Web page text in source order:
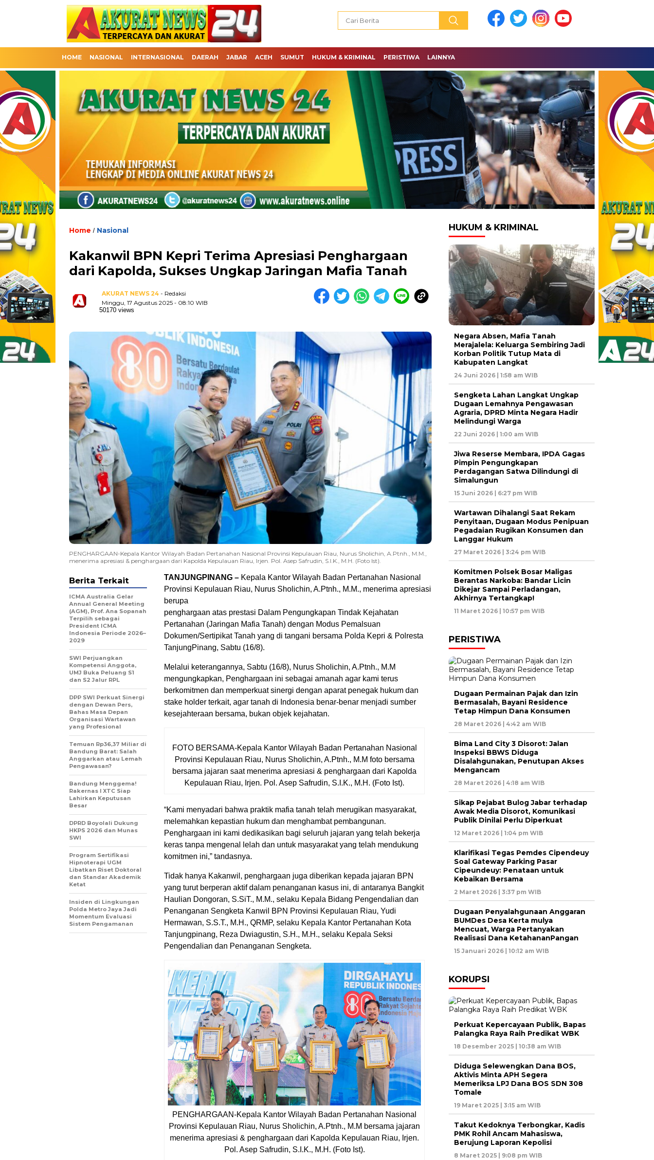
HOME NASIONAL INTERNASIONAL DAERAH JABAR ACEH SUMUT HUKUM & KRIMINAL PERISTIWA LAINNYA
Home / Nasional
Kakanwil BPN Kepri Terima Apresiasi Penghargaan
dari Kapolda, Sukses Ungkap Jaringan Mafia Tanah
AKURAT NEWS 24 - Redaksi
Minggu, 17 Agustus 2025 - 08:10 WIB
50170 views
PENGHARGAAN-Kepala Kantor Wilayah Badan Pertanahan Nasional Provinsi Kepulauan Riau, Nurus Sholichin, A.Ptnh., M.M.,
menerima apresiasi & penghargaan dari Kapolda Kepulauan Riau, Irjen. Pol. Asep Safrudin, S.I.K., M.H. (Foto Ist).
TANJUNGPINANG – Kepala Kantor Wilayah Badan Pertanahan Nasional
Provinsi Kepulauan Riau, Nurus Sholichin, A.Ptnh., M.M., menerima apresiasi
berupa
penghargaan atas prestasi Dalam Pengungkapan Tindak Kejahatan
Pertanahan (Jaringan Mafia Tanah) dengan Modus Pemalsuan
Dokumen/Sertipikat Tanah yang di tangani bersama Polda Kepri & Polresta
TanjungPinang, Sabtu (16/8).
Melalui keterangannya, Sabtu (16/8), Nurus Sholichin, A.Ptnh., M.M
mengungkapkan, Penghargaan ini sebagai amanah agar kami terus
berkomitmen dan memperkuat sinergi dengan aparat penegak hukum dan
stake holder terkait, agar tanah di Indonesia benar-benar menjadi sumber
kesejahteraan bersama, bukan objek kejahatan.
FOTO BERSAMA-Kepala Kantor Wilayah Badan Pertanahan Nasional
Provinsi Kepulauan Riau, Nurus Sholichin, A.Ptnh., M.M foto bersama
bersama jajaran saat menerima apresiasi & penghargaan dari Kapolda
Kepulauan Riau, Irjen. Pol. Asep Safrudin, S.I.K., M.H. (Foto Ist).
“Kami menyadari bahwa praktik mafia tanah telah merugikan masyarakat,
melemahkan kepastian hukum dan menghambat pembangunan.
Penghargaan ini kami dedikasikan bagi seluruh jajaran yang telah bekerja
keras tanpa mengenal lelah dan untuk masyarakat yang telah mendukung
komitmen ini,” tandasnya.
Tidak hanya Kakanwil, penghargaan juga diberikan kepada jajaran BPN
yang turut berperan aktif dalam penanganan kasus ini, di antaranya Bangkit
Haulian Dongoran, S.SiT., M.M., selaku Kepala Bidang Pengendalian dan
Penanganan Sengketa Kanwil BPN Provinsi Kepulauan Riau, Yudi
Hermawan, S.S.T., M.H., QRMP, selaku Kepala Kantor Pertanahan Kota
Tanjungpinang, Reza Dwiagustin, S.H., M.H., selaku Kepala Seksi
Pengendalian dan Penanganan Sengketa.
PENGHARGAAN-Kepala Kantor Wilayah Badan Pertanahan Nasional
Provinsi Kepulauan Riau, Nurus Sholichin, A.Ptnh., M.M bersama jajaran
menerima apresiasi & penghargaan dari Kapolda Kepulauan Riau, Irjen.
Pol. Asep Safrudin, S.I.K., M.H. (Foto Ist).
Berita Terkait
ICMA Australia Gelar
Annual General Meeting
(AGM), Prof. Ana Sopanah
Terpilih sebagai
President ICMA
Indonesia Periode 2026–
2029
SWI Perjuangkan
Kompetensi Anggota,
UMJ Buka Peluang S1
dan S2 Jalur RPL
DPP SWI Perkuat Sinergi
dengan Dewan Pers,
Bahas Masa Depan
Organisasi Wartawan
yang Profesional
Temuan Rp36,37 Miliar di
Bandung Barat: Salah
Anggarkan atau Lemah
Pengawasan?
Bandung Menggema!
Rakernas I XTC Siap
Lahirkan Keputusan
Besar
DPRD Boyolali Dukung
HKPS 2026 dan Munas
SWI
Program Sertifikasi
Hipnoterapi UGM
Libatkan Riset Doktoral
dan Standar Akademik
Ketat
Insiden di Lingkungan
Polda Metro Jaya Jadi
Momentum Evaluasi
Sistem Pengamanan
HUKUM & KRIMINAL
Negara Absen, Mafia Tanah
Merajalela: Keluarga Sembiring Jadi
Korban Politik Tutup Mata di
Kabupaten Langkat
24 Juni 2026 | 1:58 am WIB
Sengketa Lahan Langkat Ungkap
Dugaan Lemahnya Pengawasan
Agraria, DPRD Minta Negara Hadir
Melindungi Warga
22 Juni 2026 | 1:00 am WIB
Jiwa Reserse Membara, IPDA Gagas
Pimpin Pengungkapan
Perdagangan Satwa Dilindungi di
Simalungun
15 Juni 2026 | 6:27 pm WIB
Wartawan Dihalangi Saat Rekam
Penyitaan, Dugaan Modus Penipuan
Pegadaian Rugikan Konsumen dan
Langgar Hukum
27 Maret 2026 | 3:24 pm WIB
Komitmen Polsek Bosar Maligas
Berantas Narkoba: Bandar Licin
Dikejar Sampai Perladangan,
Akhirnya Tertangkap!
11 Maret 2026 | 10:57 pm WIB
PERISTIWA
Dugaan Permainan Pajak dan Izin
Bermasalah, Bayani Residence
Tetap Himpun Dana Konsumen
28 Maret 2026 | 4:42 am WIB
Bima Land City 3 Disorot: Jalan
Inspeksi BBWS Diduga
Disalahgunakan, Penutupan Akses
Mengancam
28 Maret 2026 | 4:18 am WIB
Sikap Pejabat Bulog Jabar terhadap
Awak Media Disorot, Komunikasi
Publik Dinilai Perlu Diperkuat
12 Maret 2026 | 1:04 pm WIB
Klarifikasi Tegas Pemdes Cipendeuy
Soal Gateway Parking Pasar
Cipeundeuy: Penataan untuk
Kebaikan Bersama
2 Maret 2026 | 3:37 pm WIB
Dugaan Penyalahgunaan Anggaran
BUMDes Desa Kerta mulya
Mencuat, Warga Pertanyakan
Realisasi Dana KetahananPangan
15 Januari 2026 | 10:12 am WIB
KORUPSI
Perkuat Kepercayaan Publik, Bapas
Palangka Raya Raih Predikat WBK
18 Desember 2025 | 10:38 am WIB
Diduga Selewengkan Dana BOS,
Aktivis Minta APH Segera
Memeriksa LPJ Dana BOS SDN 308
Tomale
19 Maret 2025 | 3:15 am WIB
Takut Kedoknya Terbongkar, Kadis
PMK Rohil Ancam Mahasiswa,
Berujung Laporan Kepolisi
8 Maret 2025 | 9:08 pm WIB